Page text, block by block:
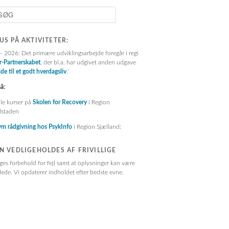
PÅ AKTIVITETER:
2026: Det primære udviklingsarbejde foregår i regi
Partnerskabet, der bl.a. har udgivet anden udgave
til et godt hverdagsliv.’
kurser på Skolen for Recoveryi Region
rådgivning hos PsykInfo i Region Sjælland:
VEDLIGEHOLDES AF FRIVILLIGE
forbehold for fejl samt at oplysninger kan være
Vi opdaterer indholdet efter bedste evne.